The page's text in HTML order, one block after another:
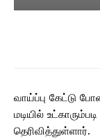
வாய்ப்பு கேட்டு
மடியில்
தெரிவித்துள்ளார்.